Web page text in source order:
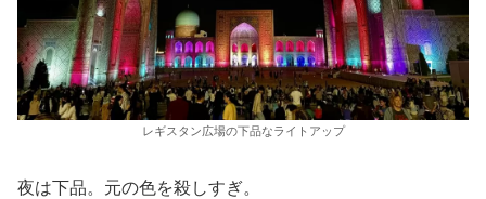
レギスタン広場の下品なライトアップ
夜は下品。元の色を殺しすぎ。